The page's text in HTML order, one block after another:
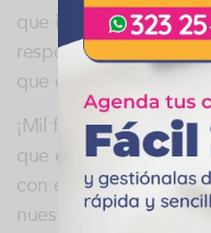
que integran la familia
responsabilidad
que día a día
¡Mil felicidades Dr.
que este sea un
con empeño para
nuestros niños.